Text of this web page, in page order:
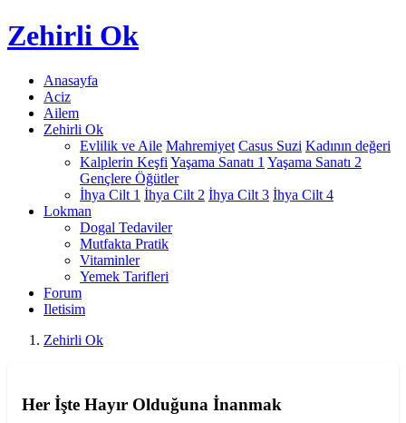
Zehirli Ok
Anasayfa
Aciz
Ailem
Zehirli Ok
Evlilik ve Aile Mahremiyet Casus Suzi Kadının değeri
Kalplerin Keşfi Yaşama Sanatı 1 Yaşama Sanatı 2
Gençlere Öğütler
İhya Cilt 1 İhya Cilt 2 İhya Cilt 3 İhya Cilt 4
Lokman
Dogal Tedaviler
Mutfakta Pratik
Vitaminler
Yemek Tarifleri
Forum
Iletisim
Zehirli Ok
Her İşte Hayır Olduğuna İnanmak